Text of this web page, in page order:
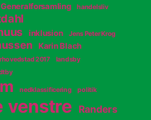
Generalforsamling
handelsliv
inklusion Jens Peter Krog
Karin Blach
2017 landsby
nedklassificering politik
venstre Randers